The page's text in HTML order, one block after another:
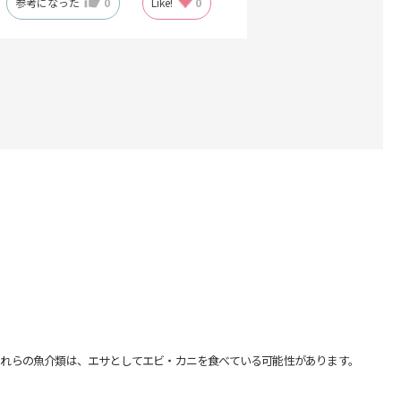
の魚介類は、エサとしてエビ・カニを食べている可能性があります。